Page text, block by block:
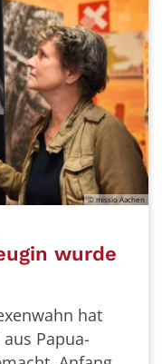
© missio Aachen
wurde
hat
Papua-